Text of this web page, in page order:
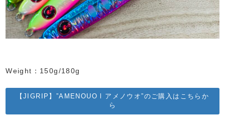
Weight：150g/180g
【JIGRIP】”AMENOUO l アメノウオ”のご購入はこちらか
ら